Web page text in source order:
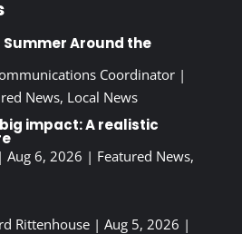
Summer Around the
Coordinator|
News, Local News
impact: A realistic
Aug 6, 2026 | Featured News,
Rittenhouse| Aug 5, 2026 |